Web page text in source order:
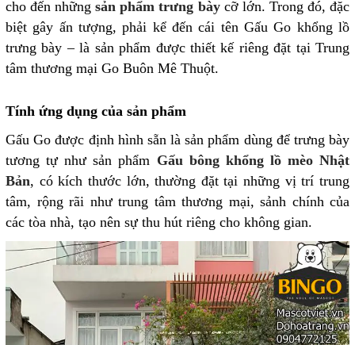
cho đến nhữngsản phẩm trưng bày cỡ lớn. Trong đó, đặc
biệt gây ấn tượng, phải kể đến cái tên Gấu Go khổng lồ
trưng bày – là sản phẩm được thiết kế riêng đặt tại Trung
tâm thương mại Go Buôn Mê Thuột.
Tính ứng dụng của sản phẩm
Gấu Go được định hình sẵn là sản phẩm dùng để trưng bày
tương tự như sản phẩm Gấu bông khổng lồ mèo Nhật
Bản, có kích thước lớn, thường đặt tại những vị trí trung
tâm, rộng rãi như trung tâm thương mại, sảnh chính của
các tòa nhà, tạo nên sự thu hút riêng cho không gian.